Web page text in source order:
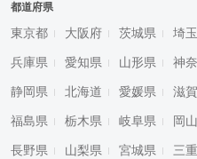
都道府県
東京都 大阪府 茨城県 埼
兵庫県 愛知県 山形県 神
静岡県 北海道 愛媛県 滋
福島県 栃木県 岐阜県 岡
長野県 山梨県 宮城県 三